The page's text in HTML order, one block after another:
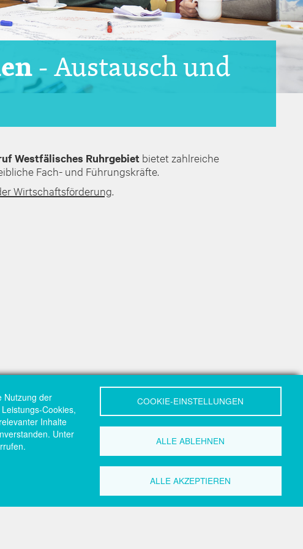
- Austausch und
Westfälisches Ruhrgebiet bietet zahlreiche
Fach- und Führungskräfte.
Wirtschaftsförderung.
Nutzung der
Cookies,
Inhalte
Unter
COOKIE-EINSTELLUNGEN
ALLE ABLEHNEN
ALLE AKZEPTIEREN